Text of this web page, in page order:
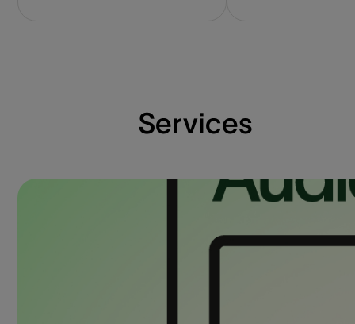
Services